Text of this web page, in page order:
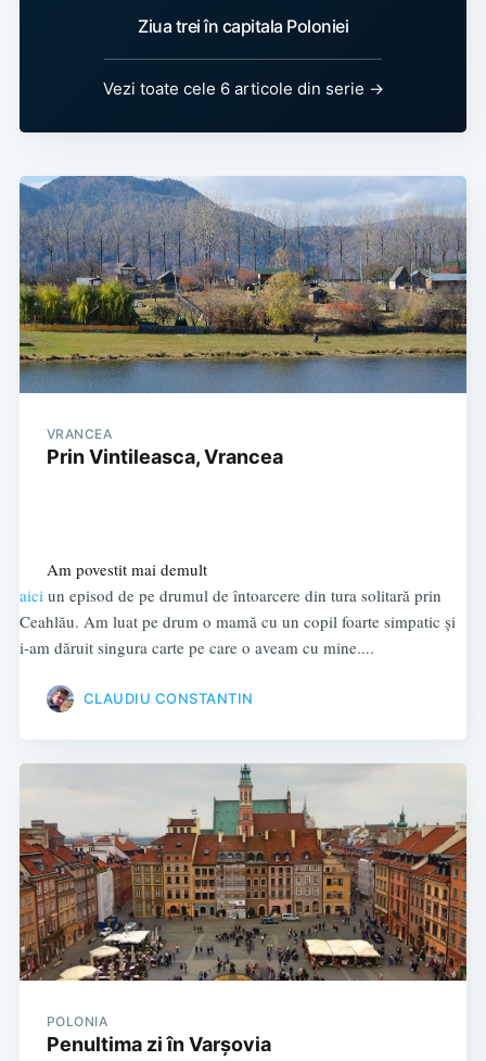
Ziua trei în capitala Poloniei
Vezi toate cele 6 articole din serie →
VRANCEA
Prin Vintileasca, Vrancea
Am povestit mai demult
aiciun episod de pe drumul de întoarcere din tura solitară prin
Ceahlău. Am luat pe drum o mamă cu un copil foarte simpatic și
i-am dăruit singura carte pe care o aveam cu mine....
CLAUDIU CONSTANTIN
POLONIA
Penultima zi în Varșovia